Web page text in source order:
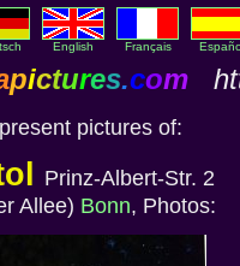
English Français
pictures.com
present pictures of:
Prinz-Albert-Str. 2
Allee) Bonn, Photos: